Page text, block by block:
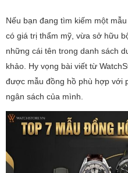
Nếu bạn đang tìm kiếm một
có giá trị thẩm mỹ, vừa sở hữu
những cái tên trong danh sách
khảo. Hy vọng bài viết từ
được mẫu đồng hồ phù hợp với
ngân sách của mình.